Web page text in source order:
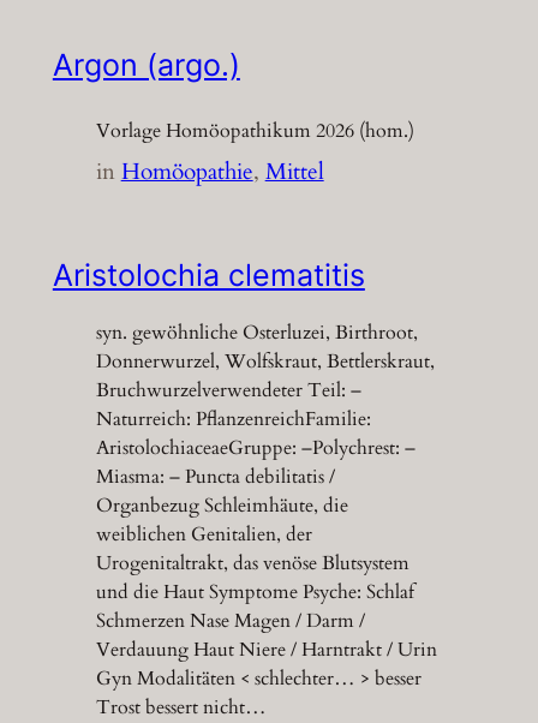
Argon (argo.)
Vorlage Homöopathikum 2026 (hom.)
inHomöopathie, Mittel
Aristolochia clematitis
syn. gewöhnliche Osterluzei, Birthroot,
Donnerwurzel, Wolfskraut, Bettlerskraut,
Bruchwurzelverwendeter Teil: –
Naturreich: PflanzenreichFamilie:
AristolochiaceaeGruppe: –Polychrest: –
Miasma: – Puncta debilitatis /
Organbezug Schleimhäute, die
weiblichen Genitalien, der
Urogenitaltrakt, das venöse Blutsystem
und die Haut Symptome Psyche: Schlaf
Schmerzen Nase Magen / Darm /
Verdauung Haut Niere / Harntrakt / Urin
Gyn Modalitäten < schlechter… > besser
Trost bessert nicht…